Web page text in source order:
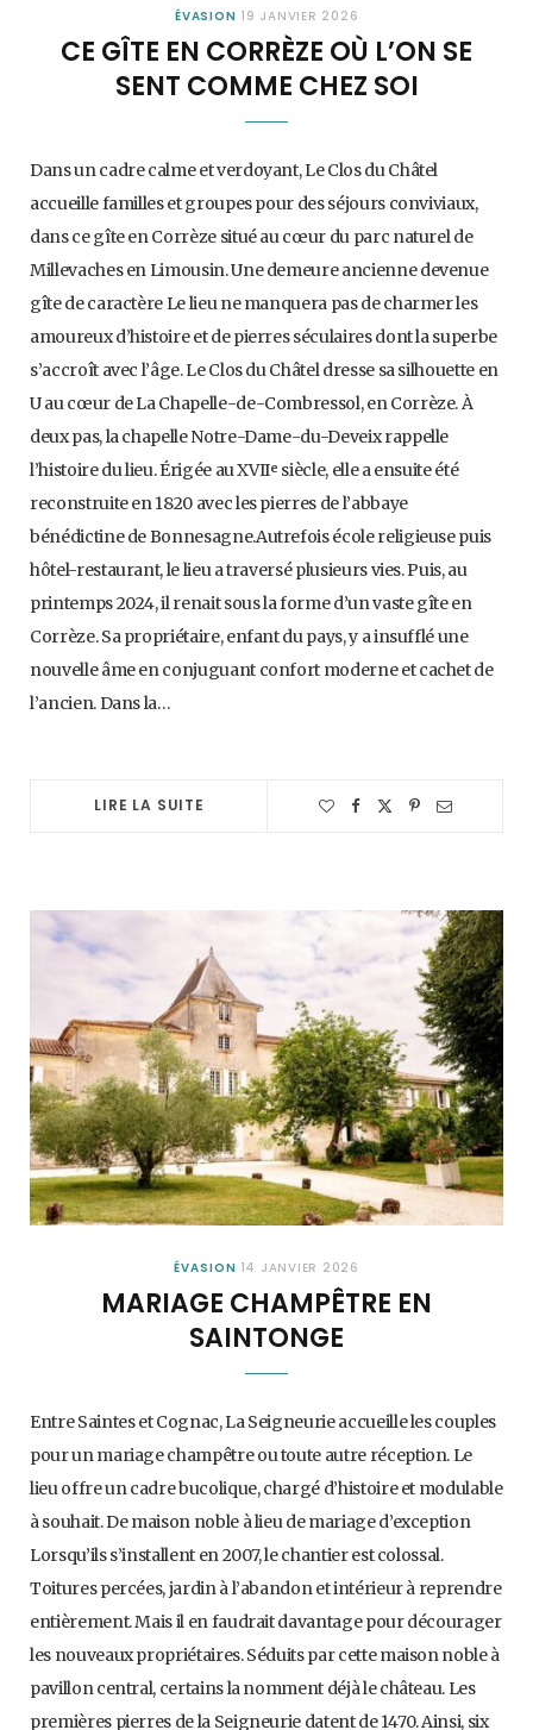
ÉVASION 19 JANVIER 2026
CE GÎTE EN CORRÈZE OÙ L’ON SE
SENT COMME CHEZ SOI
Dans un cadre calme et verdoyant, Le Clos du Châtel
accueille familles et groupes pour des séjours conviviaux,
dans ce gîte en Corrèze situé au cœur du parc naturel de
Millevaches en Limousin. Une demeure ancienne devenue
gîte de caractère Le lieu ne manquera pas de charmer les
amoureux d’histoire et de pierres séculaires dont la superbe
s’accroît avec l’âge. Le Clos du Châtel dresse sa silhouette en
U au cœur de La Chapelle-de-Combressol, en Corrèze. À
deux pas, la chapelle Notre-Dame-du-Deveix rappelle
l’histoire du lieu. Érigée au XVIIᵉ siècle, elle a ensuite été
reconstruite en 1820 avec les pierres de l’abbaye
bénédictine de Bonnesagne.Autrefois école religieuse puis
hôtel-restaurant, le lieu a traversé plusieurs vies. Puis, au
printemps 2024, il renait sous la forme d’un vaste gîte en
Corrèze. Sa propriétaire, enfant du pays, y a insufflé une
nouvelle âme en conjuguant confort moderne et cachet de
l’ancien. Dans la…
LIRE LA SUITE
ÉVASION 14 JANVIER 2026
MARIAGE CHAMPÊTRE EN
SAINTONGE
Entre Saintes et Cognac, La Seigneurie accueille les couples
pour un mariage champêtre ou toute autre réception. Le
lieu offre un cadre bucolique, chargé d’histoire et modulable
à souhait. De maison noble à lieu de mariage d’exception
Lorsqu’ils s’installent en 2007, le chantier est colossal.
Toitures percées, jardin à l’abandon et intérieur à reprendre
entièrement. Mais il en faudrait davantage pour décourager
les nouveaux propriétaires. Séduits par cette maison noble à
pavillon central, certains la nomment déjà le château. Les
premières pierres de la Seigneurie datent de 1470. Ainsi, six